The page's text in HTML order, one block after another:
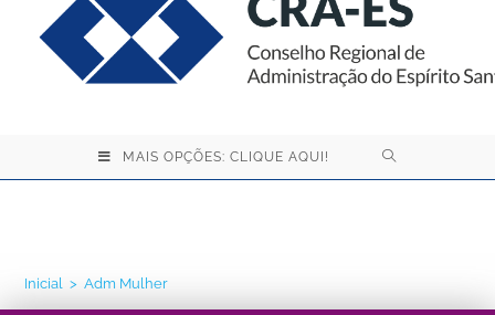
MAIS OPÇÕES: CLIQUE AQUI!
Inicial > Adm Mulher